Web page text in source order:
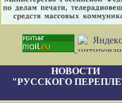
НОВОСТИ
"РУССКОГО